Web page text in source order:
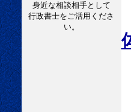
身近な相談相手として
行政書士をご活用くださ
い。